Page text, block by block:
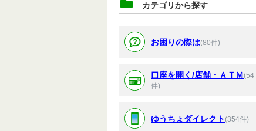
カテゴリから探す
お困りの際は(80件)
口座を開く/店舗・ＡＴＭ(54
件)
ゆうちょダイレクト(354件)